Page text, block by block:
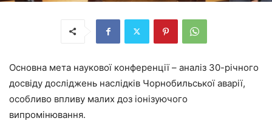
Основна мета наукової конференції – аналіз 30-річного
досвіду досліджень наслідків Чорнобильської аварії,
особливо впливу малих доз іонізуючого
випромінювання.